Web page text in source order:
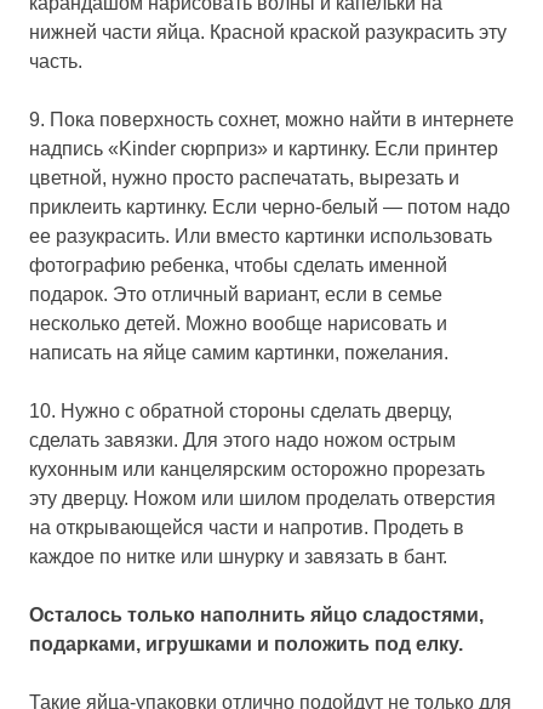
нижней части яйца. Красной краской разукрасить эту
часть.
9. Пока поверхность сохнет, можно найти в интернете
надпись «Kinder сюрприз» и картинку. Если принтер
цветной, нужно просто распечатать, вырезать и
приклеить картинку. Если черно-белый — потом надо
ее разукрасить. Или вместо картинки использовать
фотографию ребенка, чтобы сделать именной
подарок. Это отличный вариант, если в семье
несколько детей. Можно вообще нарисовать и
написать на яйце самим картинки, пожелания.
10. Нужно с обратной стороны сделать дверцу,
сделать завязки. Для этого надо ножом острым
кухонным или канцелярским осторожно прорезать
эту дверцу. Ножом или шилом проделать отверстия
на открывающейся части и напротив. Продеть в
каждое по нитке или шнурку и завязать в бант.
Осталось только наполнить яйцо сладостями,
подарками, игрушками и положить под елку.
Такие яйца-упаковки отлично подойдут не только для